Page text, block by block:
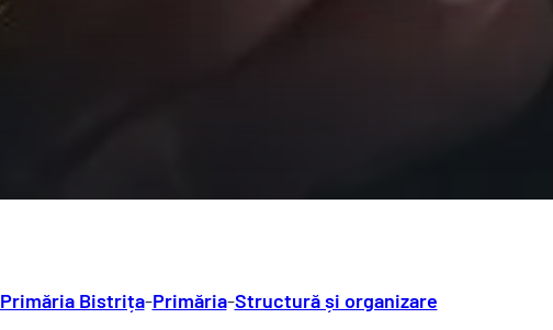
Primăria Bistrița-Primăria-Structură și organizare